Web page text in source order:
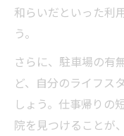
和らいだといった利
う。
さらに、駐車場の有
ど、自分のライフス
しょう。仕事帰りの
院を見つけることが